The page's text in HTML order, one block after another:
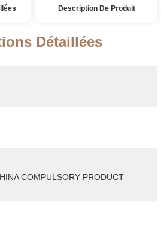
Description De Produit
Détaillées
COMPULSORY PRODUCT